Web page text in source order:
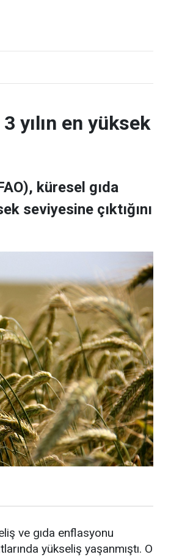
yılın en yüksek
küresel gıda
seviyesine çıktığını
ve gıda enflasyonu
yükseliş yaşanmıştı. O